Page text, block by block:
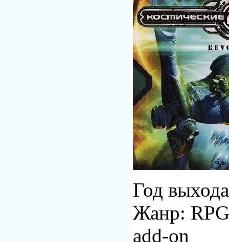
Год
Жанр: RPG
add-on